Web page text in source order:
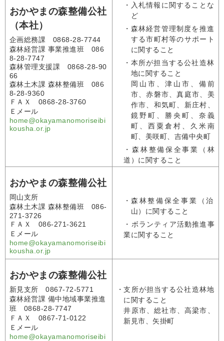
おかやまの森整備公社
（本社）
企画総務課 0868-28-7744
森林経営課 事業推進班 086
8-28-7747
森林管理支援課 0868-28-90
66
森林土木課 森林整備班 086
8-28-9360
ＦＡＸ 0868-28-3760
Ｅメール
home@okayamanomoriseibi
kousha.or.jp
・ 入札情報に関することな
ど
・ 森林経営管理制度を推進
する市町村等のサポート
に関すること
・ 本所が担当する公社造林
地に関すること
岡山市、津山市、備前
市、赤磐市、真庭市、美
作市、和気町、新庄村、
鏡野町、勝央町、奈義
町、西粟倉村、久米南
町、美咲町、吉備中央町
・森林整備保全事業（林
道）に関すること
おかやまの森整備公社
岡山支所
森林土木課 森林整備班 086-
271-3726
ＦＡＸ 086-271-3621
Ｅメール
home@okayamanomoriseibi
kousha.or.jp
・ 森林整備保全事業（治
山）に関すること
・ボランティア活動推進事
業に関すること
おかやまの森整備公社
新見支所 0867-72-5771
森林経営課 備中地域事業推進
班 0868-28-7747
ＦＡＸ 0867-71-0122
Ｅメール
home@okayamanomoriseibi
・支所が担当する公社造林地
に関すること
井原市、総社市、高梁市、
新見市、矢掛町